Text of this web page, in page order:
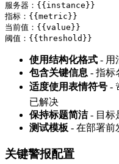
服务器：{{instance}}
指标：{{metric}}
当前值：{{value}}
使用结构化格式 - 用
包含关键信息 - 指标
适度使用表情符号 -
已解决
保持标题简洁- 目标
测试模板 - 在部署前
关键警报配置